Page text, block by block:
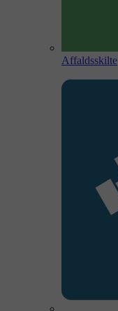
Affaldsskilte